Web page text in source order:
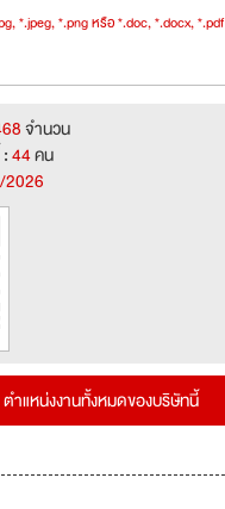
*.jpeg, *.png หรือ *.doc, *.docx, *.pdf
จำนวน
44คน
ตำแหน่งงานทั้งหมดของบริษัทนี้